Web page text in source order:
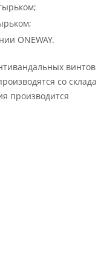
ONEWAY.
винтов
со склада
производится